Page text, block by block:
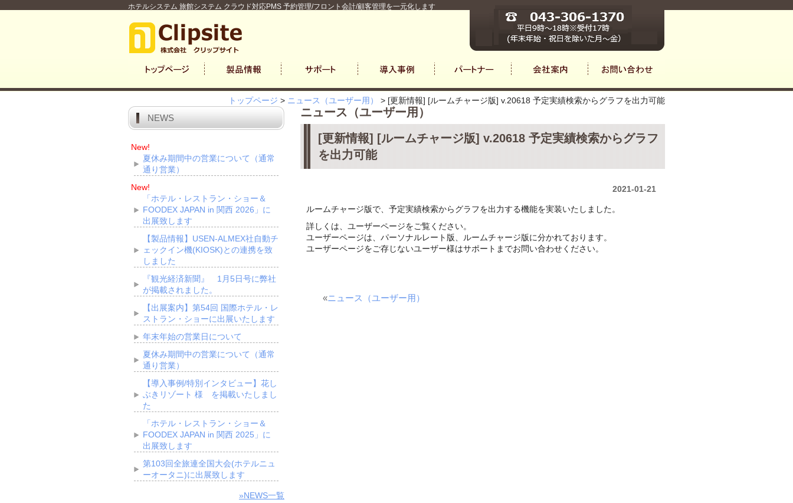
ホテルシステム 旅館システム クラウド対応PMS 予約管理/フロント会計/顧客管理を一元化します
トップページ > ニュース（ユーザー用） > [更新情報] [ルームチャージ版] v.20618 予定実績検索からグラフを出力可能
ニュース（ユーザー用）
[更新情報] [ルームチャージ版] v.20618 予定実績検索からグラフ
を出力可能
2021-01-21
ルームチャージ版で、予定実績検索からグラフを出力する機能を実装いたしました。
詳しくは、ユーザーページをご覧ください。
ユーザーページは、パーソナルレート版、ルームチャージ版に分かれております。
ユーザーページをご存じないユーザー様はサポートまでお問い合わせください。
«ニュース（ユーザー用）
NEWS
New!
夏休み期間中の営業について（通常
通り営業）
New!
「ホテル・レストラン・ショー＆
FOODEX JAPAN in 関西 2026」に
出展致します
【製品情報】USEN-ALMEX社自動チ
ェックイン機(KIOSK)との連携を致
しました
『観光経済新聞』 1月5日号に弊社
が掲載されました。
【出展案内】第54回 国際ホテル・レ
ストラン・ショーに出展いたします
年末年始の営業日について
夏休み期間中の営業について（通常
通り営業）
【導入事例/特別インタビュー】花し
ぶきリゾート 様 を掲載いたしまし
た
「ホテル・レストラン・ショー＆
FOODEX JAPAN in 関西 2025」に
出展致します
第103回全旅連全国大会(ホテルニュ
ーオータニ)に出展致します
»NEWS一覧